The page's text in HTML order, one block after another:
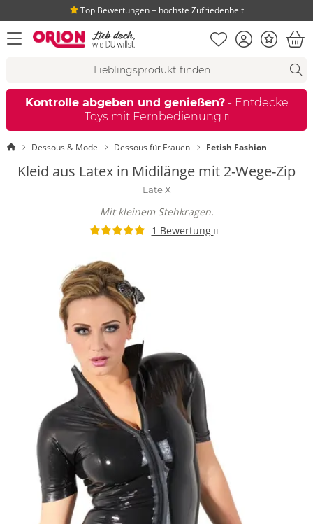
Top Bewertungen ‒ höchste Zufriedenheit
Menü öffnen Merkliste
KontoBonus
Kontrolle abgeben und genießen?- Entdecke
Toys mit Fernbedienung
StartseiteDessous & Mode Dessous für Frauen Fetish Fashion
Kleid aus Latex in Midilänge mit 2-Wege-Zip
Late X
Mit kleinem Stehkragen.
1 Bewertung